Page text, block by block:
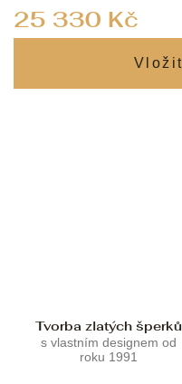
25 330 Kč
Tvorba zlatých šperků
s vlastním designem od
roku 1991